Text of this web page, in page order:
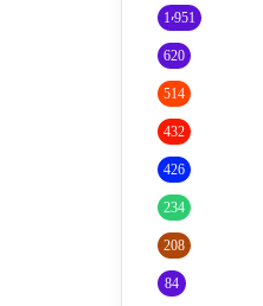
1٬951
620
514
432
426
234
208
84